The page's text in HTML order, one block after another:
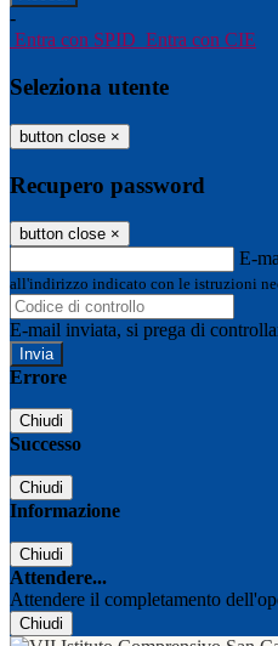
-
Entra con SPID Entra con CIE
Seleziona utente
button close ×
Recupero password
button close ×
E-
all'indirizzo indicato con le istruzioni
E-mail inviata, si prega di
Errore
Chiudi
Successo
Chiudi
Informazione
Chiudi
Attendere...
Attendere il completamento
Chiudi